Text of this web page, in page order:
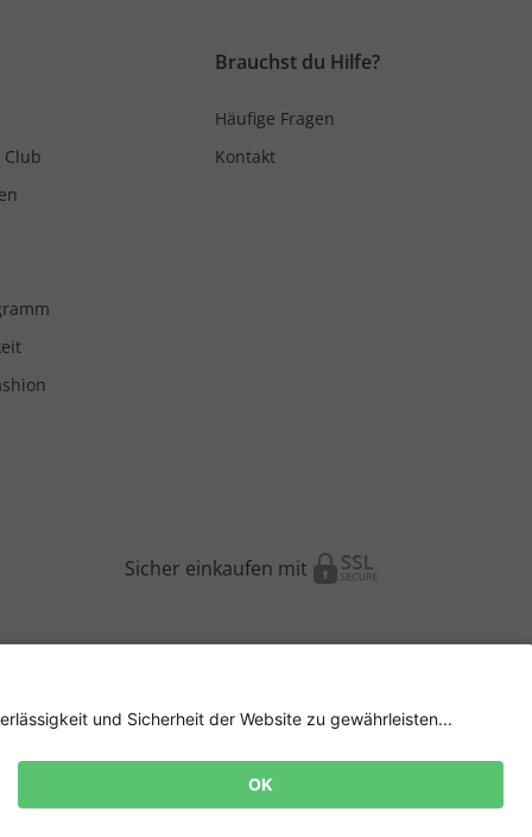
Club
Brauchst du Hilfe?
Häufige Fragen
Kontakt
Sicher einkaufen mit